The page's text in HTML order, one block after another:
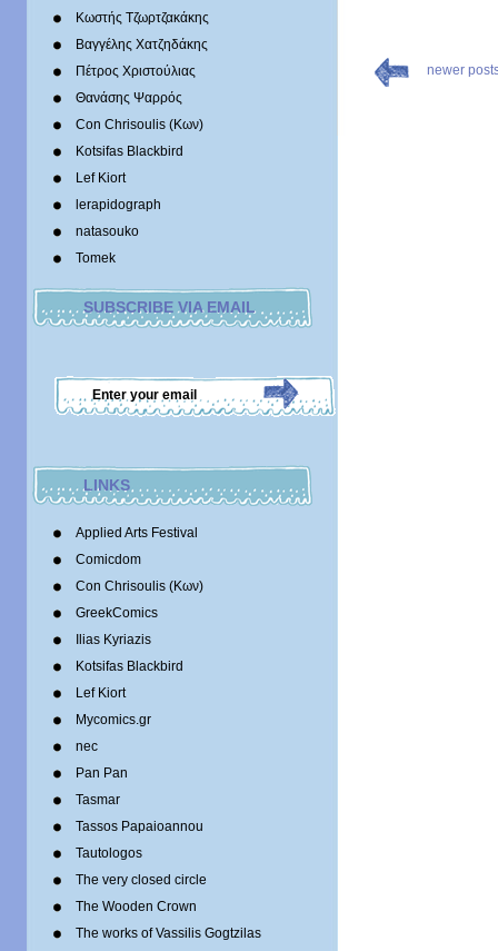
Κωστής Τζωρτζακάκης
Βαγγέλης Χατζηδάκης
Πέτρος Χριστούλιας
Θανάσης Ψαρρός
Con Chrisoulis (Κων)
Kotsifas Blackbird
Lef Kiort
lerapidograph
natasouko
Tomek
SUBSCRIBE VIA EMAIL
LINKS
Applied Arts Festival
Comicdom
Con Chrisoulis (Κων)
GreekComics
Ilias Kyriazis
Kotsifas Blackbird
Lef Kiort
Mycomics.gr
nec
Pan Pan
Tasmar
Tassos Papaioannou
Tautologos
The very closed circle
The Wooden Crown
The works of Vassilis Gogtzilas
newer